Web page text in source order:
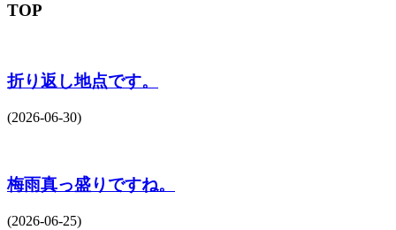
TOP
折り返し地点です。
(2026-06-30)
梅雨真っ盛りですね。
(2026-06-25)